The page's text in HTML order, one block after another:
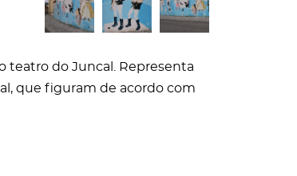
do Juncal. Representa
que figuram de acordo com